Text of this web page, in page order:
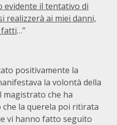
evidente il tentativo di
realizzerà ai miei danni,
…”
positivamente la
la volontà della
magistrato che ha
che la querela poi ritirata
vi hanno fatto seguito